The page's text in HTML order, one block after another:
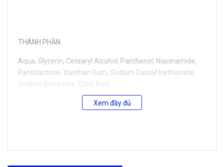
THÀNH PHẦN
Aqua, Glycerin, Cetearyl Alcohol, Panthenol, Niacinamide,
Pantolactone, Xanthan Gum, Sodium Cocoyl Isethionate,
Sodium Benzoate, Citric Acid.
Xem đầy đủ